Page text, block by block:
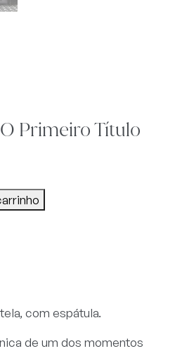
Primeiro Título
com espátula.
de um dos momentos